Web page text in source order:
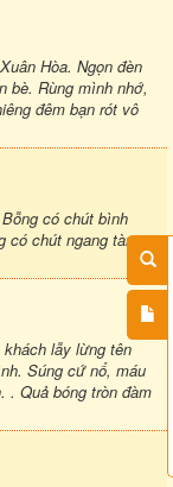
Hòa. Ngọn đèn
bè. Rùng mình nhớ,
đêm bạn rót vô
có chút bình
có chút ngang tàng.
khách lẫy lừng tên
Súng cứ nổ, máu
. Quả bóng tròn đàm